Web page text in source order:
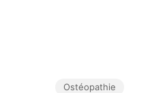
Ostéopathie